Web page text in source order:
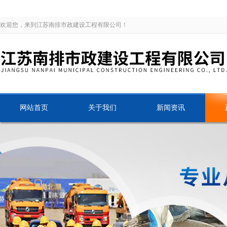
欢迎您，来到江苏南排市政建设工程有限公司！
网站首页 关于我们 新闻资讯